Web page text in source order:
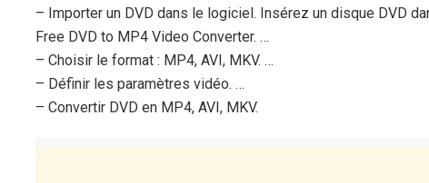
– Importer un DVD dans le logiciel. Insérez un disque DVD
Free DVD to MP4 Video Converter. …
– Choisir le format : MP4, AVI, MKV. …
– Définir les paramètres vidéo. …
– Convertir DVD en MP4, AVI, MKV.